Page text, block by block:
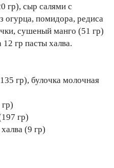
гр), сыр салями с
огурца, помидора, редиса
сушеный манго (51 гр)
гр пасты халва.
гр), булочка молочная
гр)
(9 гр)